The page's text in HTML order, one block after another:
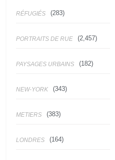
RÉFUGIÉS (283)
PORTRAITS DE RUE (2,457)
PAYSAGES URBAINS (182)
NEW-YORK (343)
METIERS (383)
LONDRES (164)